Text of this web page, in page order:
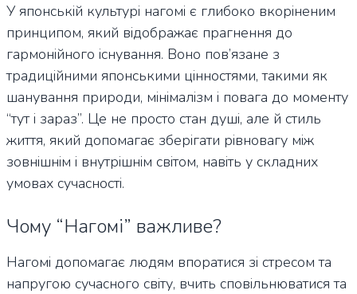
У японській культурі нагомі є глибоко вкоріненим
принципом, який відображає прагнення до
гармонійного існування. Воно пов’язане з
традиційними японськими цінностями, такими як
шанування природи, мінімалізм і повага до моменту
“тут і зараз”. Це не просто стан душі, але й стиль
життя, який допомагає зберігати рівновагу між
зовнішнім і внутрішнім світом, навіть у складних
умовах сучасності.
Чому “Нагомі” важливе?
Нагомі допомагає людям впоратися зі стресом та
напругою сучасного світу, вчить сповільнюватися та